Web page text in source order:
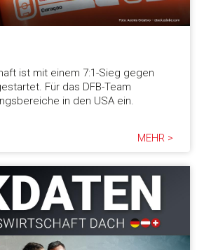
ist mit einem 7:1-Sieg gegen
Für das DFB-Team
in den USA ein.
MEHR >